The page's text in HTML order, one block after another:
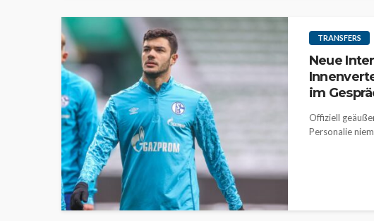
TRANSFERS
Neue
im
Offiziell
Personalie